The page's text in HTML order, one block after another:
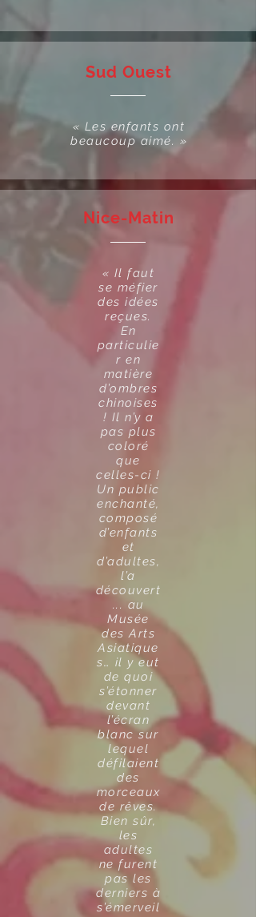
Sud Ouest
« Les enfants ont
beaucoup aimé. »
Nice-Matin
« Il faut
se méfier
des idées
reçues.
En
particulie
r en
matière
d’ombres
chinoises
! Il n’y a
pas plus
coloré
que
celles-ci !
Un public
enchanté,
composé
d’enfants
et
d’adultes,
l’a
découvert
... au
Musée
des Arts
Asiatique
s… il y eut
de quoi
s’étonner
devant
l’écran
blanc sur
lequel
défilaient
des
morceaux
de rêves.
Bien sûr,
les
adultes
ne furent
pas les
derniers à
s’émerveil